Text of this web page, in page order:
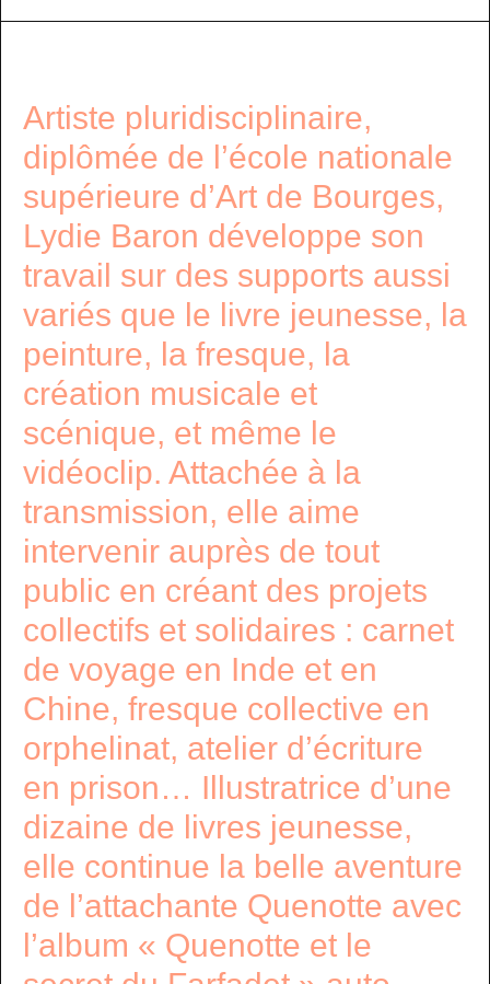
Artiste pluridisciplinaire,
diplômée de l’école nationale
supérieure d’Art de Bourges,
Lydie Baron développe son
travail sur des supports aussi
variés que le livre jeunesse, la
peinture, la fresque, la
création musicale et
scénique, et même le
vidéoclip. Attachée à la
transmission, elle aime
intervenir auprès de tout
public en créant des projets
collectifs et solidaires : carnet
de voyage en Inde et en
Chine, fresque collective en
orphelinat, atelier d’écriture
en prison… Illustratrice d’une
dizaine de livres jeunesse,
elle continue la belle aventure
de l’attachante Quenotte avec
l’album « Quenotte et le